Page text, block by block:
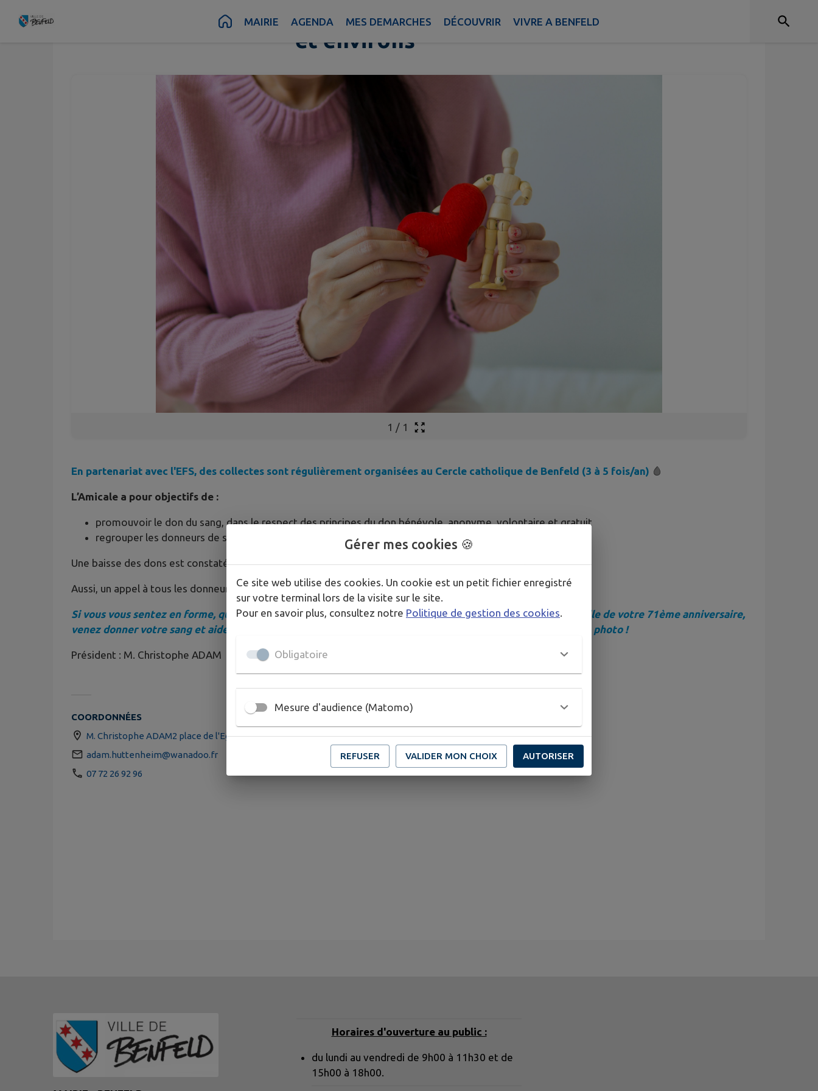
Contenu Pied de page MAIRIE AGENDA MES DEMARCHES DÉCOUVRIR VIVRE A BENFELD
Amicale des Donneurs de Sang de Benfeld
et environs
1 / 1
En partenariat avec l'EFS, des collectes sont régulièrement organisées au Cercle catholique de Benfeld (3 à 5 fois/an) 🩸
L’Amicale a pour objectifs de :
promouvoir le don du sang, dans le respect des principes du don bénévole, anonyme, volontaire et gratuit
regrouper les donneurs de sang pour créer et entretenir des liens d’amitié, les encourager.
Une baisse des dons est constatée chaque année.
Aussi, un appel à tous les donneurs potentiels est lancé.
Si vous vous sentez en forme, que vous êtes en bonne santé et que vous avez entre 18 ans et jusqu'à la veille de votre 71ème anniversaire,
venez donner votre sang et aidez à sauver des vies, mais n'oubliez pas d'apporter une pièce d'identité avec photo !
Président : M. Christophe ADAM
COORDONNÉES
M. Christophe ADAM2 place de l'Eglise67230 HUTTENHEIM
adam.huttenheim@wanadoo.fr
07 72 26 92 96
Horaires d'ouverture au public :
du lundi au vendredi de 9h00 à 11h30 et de
15h00 à 18h00.
Gérer mes cookies 🍪
Ce site web utilise des cookies. Un cookie est un petit fichier enregistré
sur votre terminal lors de la visite sur le site.
Pour en savoir plus, consultez notre Politique de gestion des cookies
Obligatoire
Mesure d'audience (Matomo)
REFUSER VALIDER MON CHOIX AUTORISER